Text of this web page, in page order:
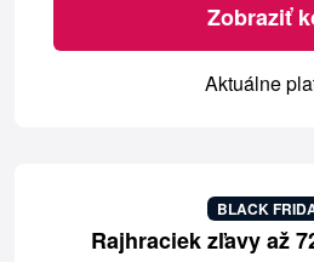
Zobraziť
Aktuálne
BLACK
Rajhraciek zľavy až